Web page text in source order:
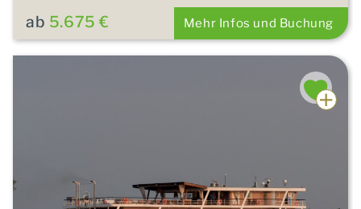
ab 5.675 € Mehr Infos und Buchung